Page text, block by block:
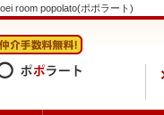
room popolato(ポポラート)